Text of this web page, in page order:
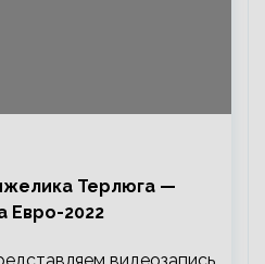
Терлюга —
Евро-2022